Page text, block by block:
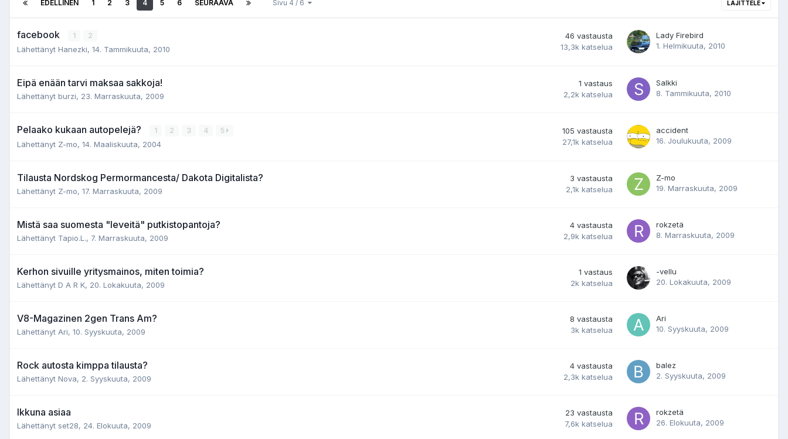
LAJITTELE
EDELLINEN 1 2 3 4 5 6 SEURAAVA Sivu 4 / 6
facebook 1 2
Lähettänyt Hanezki, 14. Tammikuuta, 2010
46 vastausta
13,3k katselua
Lady Firebird
1. Helmikuuta, 2010
Eipä enään tarvi maksaa sakkoja!
Lähettänyt burzi, 23. Marraskuuta, 2009
1 vastaus
2,2k katselua
Salkki
8. Tammikuuta, 2010
Pelaako kukaan autopelejä? 1 2 3 4 5
Lähettänyt Z-mo, 14. Maaliskuuta, 2004
105 vastausta
27,1k katselua
accident
16. Joulukuuta, 2009
Tilausta Nordskog Permormancesta/ Dakota Digitalista?
Lähettänyt Z-mo, 17. Marraskuuta, 2009
3 vastausta
2,1k katselua
Z-mo
19. Marraskuuta, 2009
Mistä saa suomesta "leveitä" putkistopantoja?
Lähettänyt Tapio.L., 7. Marraskuuta, 2009
4 vastausta
2,9k katselua
rokzetä
8. Marraskuuta, 2009
Kerhon sivuille yritysmainos, miten toimia?
Lähettänyt D A R K, 20. Lokakuuta, 2009
1 vastaus
2k katselua
-vellu
20. Lokakuuta, 2009
V8-Magazinen 2gen Trans Am?
Lähettänyt Ari, 10. Syyskuuta, 2009
8 vastausta
3k katselua
Ari
10. Syyskuuta, 2009
Rock autosta kimppa tilausta?
Lähettänyt Nova, 2. Syyskuuta, 2009
4 vastausta
2,3k katselua
balez
2. Syyskuuta, 2009
Ikkuna asiaa
Lähettänyt set28, 24. Elokuuta, 2009
23 vastausta
7,6k katselua
rokzetä
26. Elokuuta, 2009